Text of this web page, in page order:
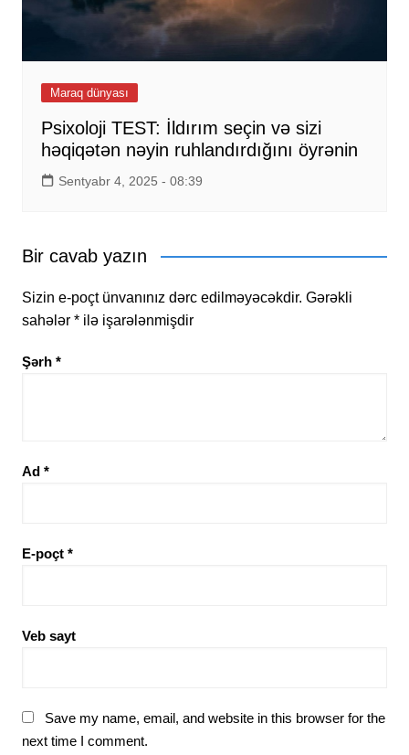
Maraq dünyası
Psixoloji TEST: İldırım seçin və sizi
həqiqətən nəyin ruhlandırdığını öyrənin
Sentyabr 4, 2025 - 08:39
Bir cavab yazın
Sizin e-poçt ünvanınız dərc edilməyəcəkdir. Gərəkli
sahələr *ilə işarələnmişdir
Şərh *
Ad *
E-poçt *
Veb sayt
Save my name, email, and website in this browser for the
next time I comment.